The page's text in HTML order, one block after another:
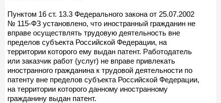
Пунктом 16 ст. 13.3 Федерального закона от 25.07.2002
№ 115-ФЗ установлено, что иностранный гражданин не
вправе осуществлять трудовую деятельность вне
пределов субъекта Российской Федерации, на
территории которого ему выдан патент. Работодатель
или заказчик работ (услуг) не вправе привлекать
иностранного гражданина к трудовой деятельности по
патенту вне пределов субъекта Российской Федерации,
на территории которого данному иностранному
гражданину выдан патент.